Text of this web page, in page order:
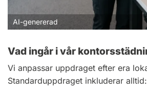
AI-genererad
Vad ingår i vår
Vi anpassar uppdraget efter era
Standarduppdraget inkluderar alltid: